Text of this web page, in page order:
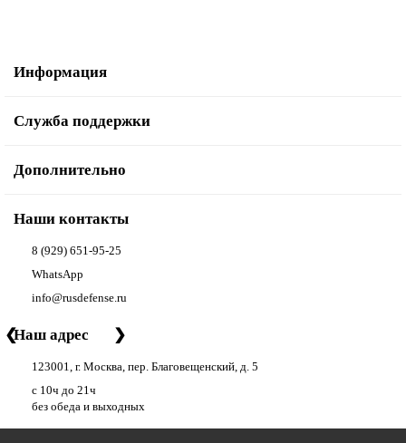
Информация
Служба поддержки
Дополнительно
Наши контакты
8 (929) 651-95-25
WhatsApp
info@rusdefense.ru
❮Наш адрес ❯
123001, г. Москва, пер. Благовещенский, д. 5
с 10ч до 21ч
без обеда и выходных